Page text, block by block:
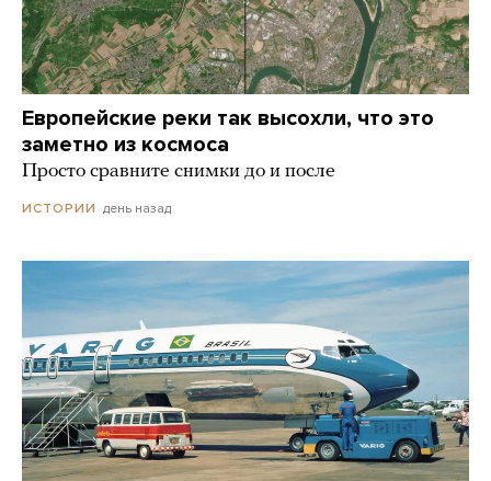
Европейские реки так высохли, что это
заметно из космоса
Просто сравните снимки до и после
ИСТОРИИ день назад